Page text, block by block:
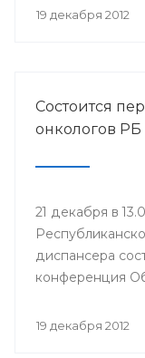
Башкортостан
19 декабря 2012
Состоится
онкологов РБ
21 декабря в
диспансера
конференция
19 декабря 2012